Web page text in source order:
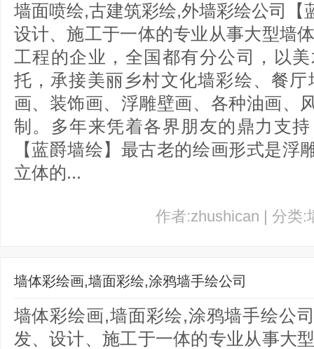
墙面喷绘,古建筑彩绘,外墙彩绘公司【
设计、施工于一体的专业从事大型墙
工程的企业，全国都有分公司，以
托，承接美丽乡村文化墙彩绘、餐
画、装饰画、浮雕壁画、各种油画、
制。多年来凭着各界朋友的鼎力支
【蓝爵墙绘】最古老的绘画形式是浮
立体的...
作者:zhushican | 分类:
墙体彩绘画,墙面彩绘,涂鸦墙手绘公司
墙体彩绘画,墙面彩绘,涂鸦墙手绘公
发、设计、施工于一体的专业从事大